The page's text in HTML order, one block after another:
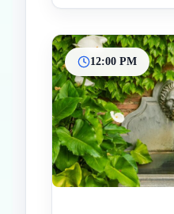
12:00 PM